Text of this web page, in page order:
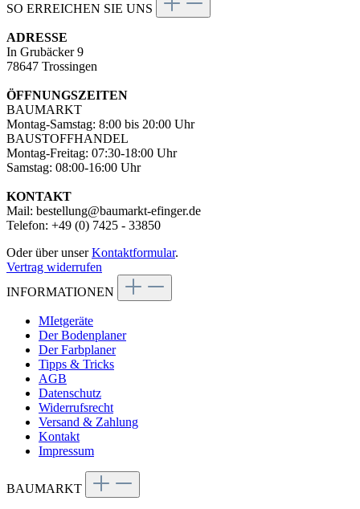
SO ERREICHEN SIE UNS
ADRESSE
In Grubäcker 9
78647 Trossingen
ÖFFNUNGSZEITEN
BAUMARKT
Montag-Samstag: 8:00 bis 20:00 Uhr
BAUSTOFFHANDEL
Montag-Freitag: 07:30-18:00 Uhr
Samstag: 08:00-16:00 Uhr
KONTAKT
Mail: bestellung@baumarkt-efinger.de
Telefon: +49 (0) 7425 - 33850
Oder über unserKontaktformular.
Vertrag widerrufen
INFORMATIONEN
MIetgeräte
Der Bodenplaner
Der Farbplaner
Tipps & Tricks
AGB
Datenschutz
Widerrufsrecht
Versand & Zahlung
Kontakt
Impressum
BAUMARKT